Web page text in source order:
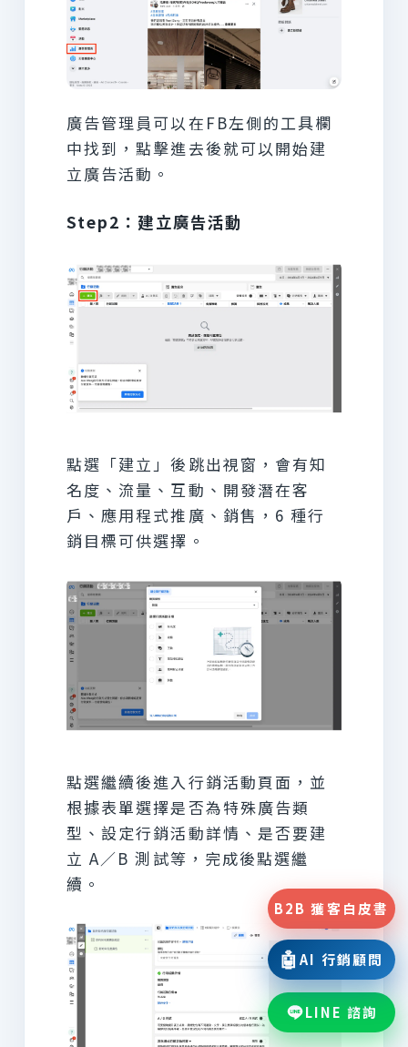
廣告管理員可以在FB左側的工具欄
中找到，點擊進去後就可以開始建
立廣告活動。
Step2：建立廣告活動
點選「建立」後跳出視窗，會有知
名度、流量、互動、開發潛在客
戶、應用程式推廣、銷售，6 種行
銷目標可供選擇。
點選繼續後進入行銷活動頁面，並
根據表單選擇是否為特殊廣告類
型、設定行銷活動詳情、是否要建
立 A／B 測試等，完成後點選繼
續。
🤖AI 行銷顧問
LINE 諮詢
B2B 獲客白皮書